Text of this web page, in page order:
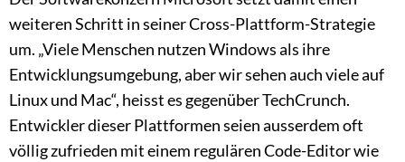
weiteren Schritt in seiner Cross-Plattform-Strategie
um. „Viele Menschen nutzen Windows als ihre
Entwicklungsumgebung, aber wir sehen auch viele auf
Linux und Mac“, heisst es gegenüber TechCrunch.
Entwickler dieser Plattformen seien ausserdem oft
völlig zufrieden mit einem regulären Code-Editor wie